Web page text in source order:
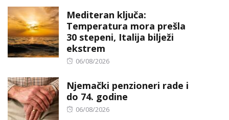
Mediteran ključa:
Temperatura mora prešla
30 stepeni, Italija bilježi
ekstrem
Posted
06/08/2026
Njemački penzioneri rade i
do 74. godine
Posted
06/08/2026